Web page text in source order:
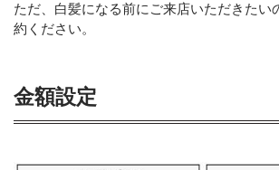
ただ、白髪になる前にご来店いただきたい
約ください。
金額設定